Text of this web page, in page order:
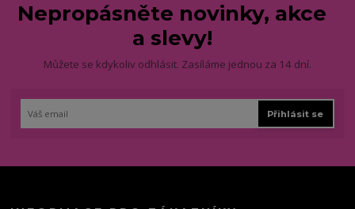
Nepropásněte novinky, akce
a slevy!
Můžete se kdykoliv odhlásit. Zasíláme jednou za 14 dní.
Přihlásit se